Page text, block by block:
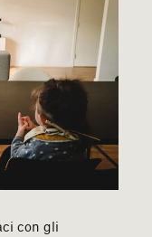
con gli